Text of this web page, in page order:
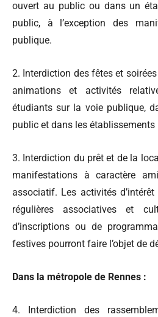
ouvert au public ou dans un
public, à l’exception des
publique.
2. Interdiction des fêtes et
animations et activités
étudiants sur la voie publique,
public et dans les
3. Interdiction du prêt et de la
manifestations à caractère
associatif. Les activités
régulières associatives et
d’inscriptions ou de
festives pourront faire l’objet de
Dans la métropole de Rennes :
4. Interdiction des